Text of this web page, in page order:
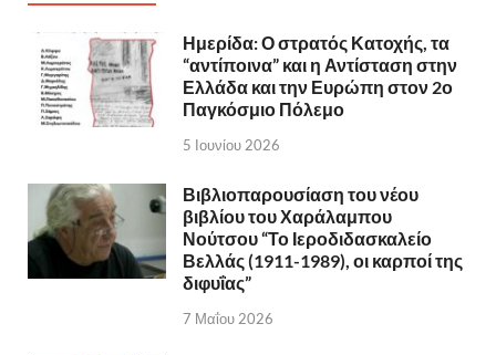
Ημερίδα: Ο στρατός Κατοχής, τα
“αντίποινα” και η Αντίσταση στην
Ελλάδα και την Ευρώπη στον 2ο
Παγκόσμιο Πόλεμο
5 Ιουνίου 2026
Βιβλιοπαρουσίαση του νέου
βιβλίου του Χαράλαμπου
Νούτσου “Το Ιεροδιδασκαλείο
Βελλάς (1911-1989), οι καρποί της
διφυΐας”
7 Μαΐου 2026